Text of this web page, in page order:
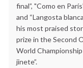
final”, "Como en
and “Langosta
his most praised
prize in the Second
World
jinete”.